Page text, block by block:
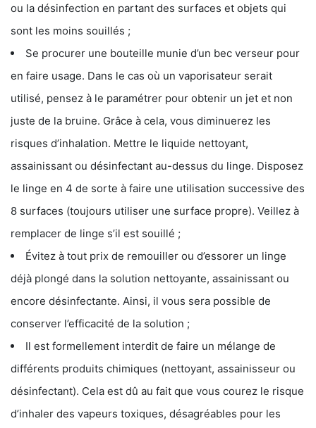
ou la désinfection en partant des surfaces et objets qui
sont les moins souillés ;
Se procurer une bouteille munie d’un bec verseur pour
en faire usage. Dans le cas où un vaporisateur serait
utilisé, pensez à le paramétrer pour obtenir un jet et non
juste de la bruine. Grâce à cela, vous diminuerez les
risques d’inhalation. Mettre le liquide nettoyant,
assainissant ou désinfectant au-dessus du linge. Disposez
le linge en 4 de sorte à faire une utilisation successive des
8 surfaces (toujours utiliser une surface propre). Veillez à
remplacer de linge s’il est souillé ;
Évitez à tout prix de remouiller ou d’essorer un linge
déjà plongé dans la solution nettoyante, assainissant ou
encore désinfectante. Ainsi, il vous sera possible de
conserver l’efficacité de la solution ;
Il est formellement interdit de faire un mélange de
différents produits chimiques (nettoyant, assainisseur ou
désinfectant). Cela est dû au fait que vous courez le risque
d’inhaler des vapeurs toxiques, désagréables pour les